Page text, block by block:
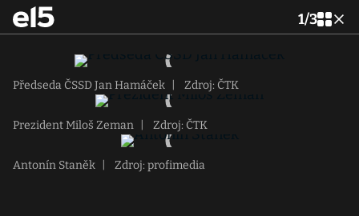
1/3
Předseda ČSSD Jan Hamáček Zdroj: ČTK
Prezident Miloš Zeman Zdroj: ČTK
Antonín Staněk Zdroj: profimedia